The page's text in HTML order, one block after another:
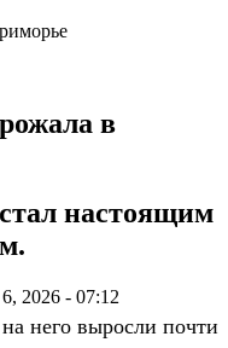
в
настоящим
2026 - 07:12
него выросли почти